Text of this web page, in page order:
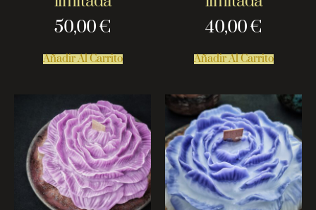
50,00€
Añadir Al Carrito
40,00€
Añadir Al Carrito